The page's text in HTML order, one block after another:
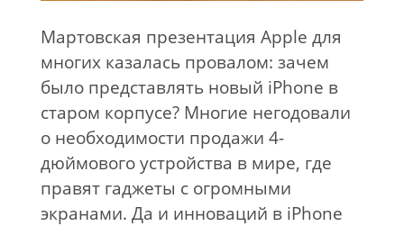
Мартовская презентация Apple для
многих казалась провалом: зачем
было представлять новый iPhone в
старом корпусе? Многие негодовали
о необходимости продажи 4-
дюймового устройства в мире, где
правят гаджеты с огромными
экранами. Да и инноваций в iPhone